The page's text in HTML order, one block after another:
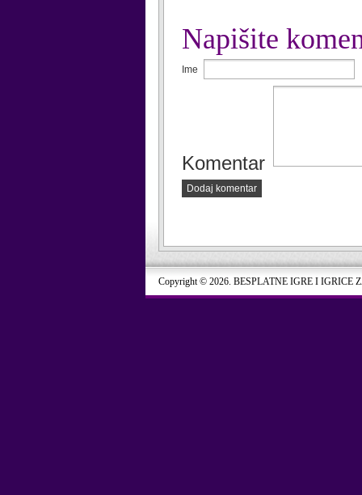
Napišite
Ime
Komentar
Dodaj komentar
Copyright © 2026. BESPLATNE IGRE I IGRICE